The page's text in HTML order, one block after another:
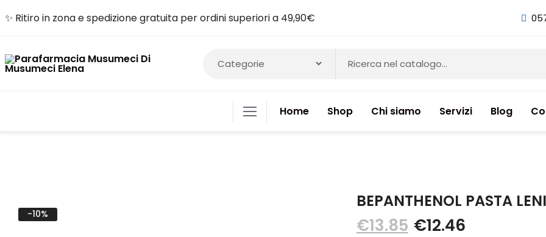
✨ Ritiro in zona e spedizione gratuita per ordini superiori a 49,90€
Home Shop Chi siamo Servizi Blog
-10%
BEPANTHENOL PASTA
€13.85 €12.46